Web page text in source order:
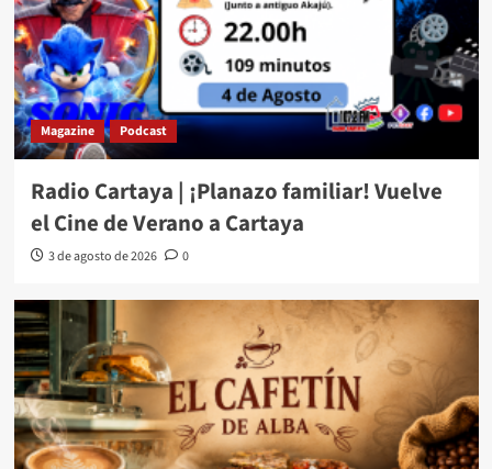
Magazine Podcast
Radio Cartaya | ¡Planazo familiar! Vuelve
el Cine de Verano a Cartaya
3 de agosto de 2026 0